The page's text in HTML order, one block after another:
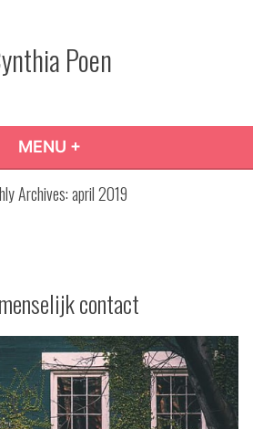
Poen
MENU +
Archives:april 2019
contact